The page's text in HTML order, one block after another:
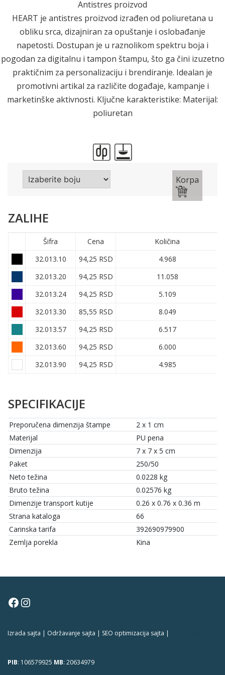
Antistres proizvod
HEART je antistres proizvod izrađen od poliuretana u
obliku srca, dizajniran za opuštanje i oslobađanje
napetosti. Dostupan je u raznolikom spektru boja i
pogodan za digitalnu i tampon štampu, što ga čini izuzetno
praktičnim za personalizaciju i brendiranje. Idealan je
promotivni artikal za različite događaje, kampanje i
marketinške aktivnosti. Ključne karakteristike: Materijal:
poliuretan
Korpa
ZALIHE
Šifra Cena
Količina
32.013.10
94,25 RSD
4.968
32.013.20
94,25 RSD
11.058
32.013.24
94,25 RSD
5.109
32.013.30
85,55 RSD
8.049
32.013.57
94,25 RSD
6.517
32.013.60
94,25 RSD
6.000
32.013.90
94,25 RSD 4.985
SPECIFIKACIJE
Preporučena dimenzija štampe
2 x 1 cm
Materijal
PU pena
Dimenzija
7 x 7 x 5 cm
Paket
250/50
Neto težina
0.0228 kg
Bruto težina
0.02576 kg
Dimenzije transport kutije
0.26 x 0.76 x 0.36 m
Strana kataloga
66
Carinska tarifa
392690979900
Zemlja porekla
Kina
Facebook
Instagram
Izrada sajta | Održavanje sajta | SEO optimizacija sajta |
PIB: 106579925 MB: 20634979